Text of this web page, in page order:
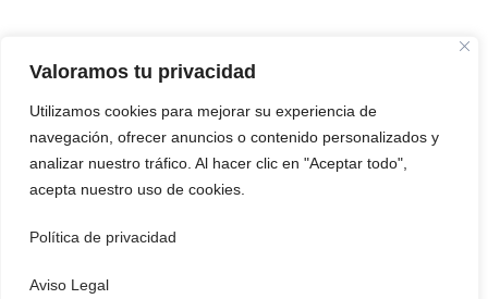
Valoramos tu privacidad
Utilizamos cookies para mejorar su experiencia de
navegación, ofrecer anuncios o contenido personalizados y
analizar nuestro tráfico. Al hacer clic en "Aceptar todo",
acepta nuestro uso de cookies.
Política de privacidad
Aviso Legal